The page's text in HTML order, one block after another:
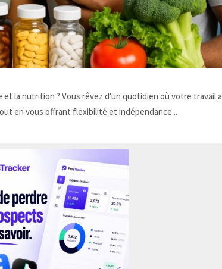
la nutrition ? Vous rêvez d'un quotidien où votre travail a
en vous offrant flexibilité et indépendance...